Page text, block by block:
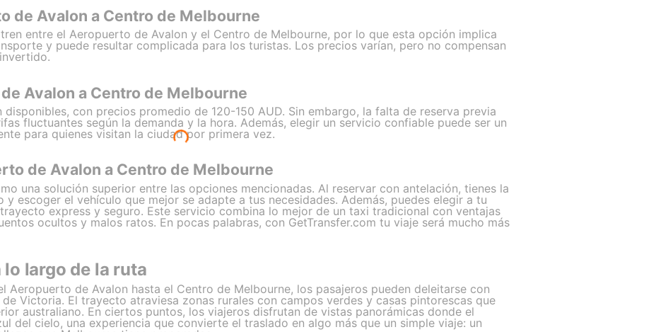
de Avalon a Centro de Melbourne
entre el Aeropuerto de Avalon y el Centro de Melbourne, por lo que esta opción implica
y puede resultar complicada para los turistas. Los precios varían, pero no compensan
Avalon a Centro de Melbourne
con precios promedio de 120-150 AUD. Sin embargo, la falta de reserva previa
fluctuantes según la demanda y la hora. Además, elegir un servicio confiable puede ser un
para quienes visitan la ciudad por primera vez.
de Avalon a Centro de Melbourne
una solución superior entre las opciones mencionadas. Al reservar con antelación, tienes la
escoger el vehículo que mejor se adapte a tus necesidades. Además, puedes elegir a tu
express y seguro. Este servicio combina lo mejor de un taxi tradicional con ventajas
ocultos y malos ratos. En pocas palabras, con GetTransfer.com tu viaje será mucho más
largo de la ruta
Aeropuerto de Avalon hasta el Centro de Melbourne, los pasajeros pueden deleitarse con
Victoria. El trayecto atraviesa zonas rurales con campos verdes y casas pintorescas que
australiano. En ciertos puntos, los viajeros disfrutan de vistas panorámicas donde el
del cielo, una experiencia que convierte el traslado en algo más que un simple viaje: un